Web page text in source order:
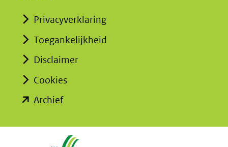
Privacyverklaring
Toegankelijkheid
Disclaimer
Cookies
Archief(opent
nieuw